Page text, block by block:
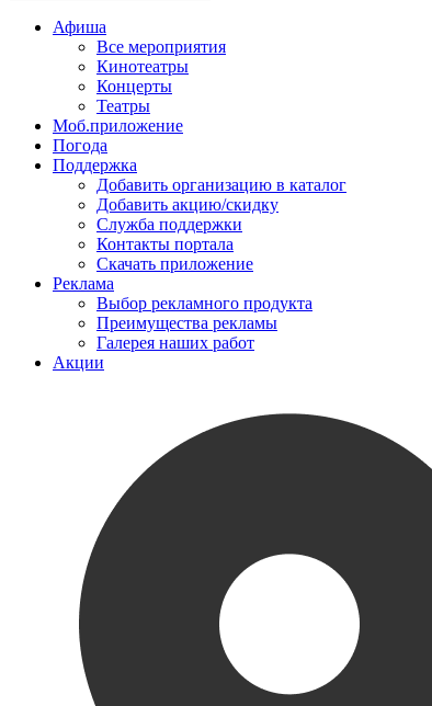
Афиша
Все мероприятия
Кинотеатры
Концерты
Театры
Моб.приложение
Погода
Поддержка
Добавить организацию в каталог
Добавить акцию/скидку
Служба поддержки
Контакты портала
Скачать приложение
Реклама
Выбор рекламного продукта
Преимущества рекламы
Галерея наших работ
Акции